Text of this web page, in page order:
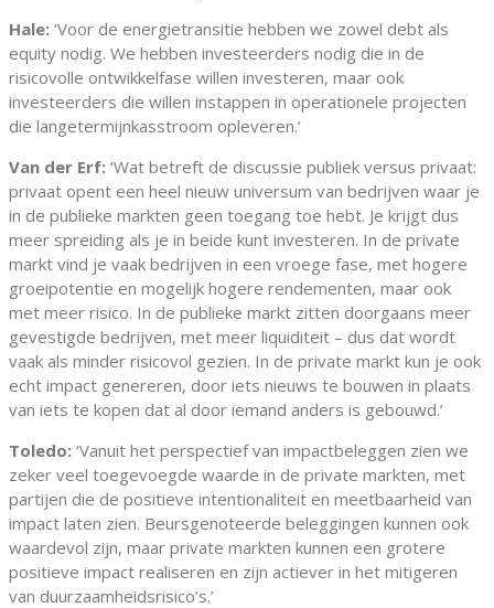
Hale: ‘Voor de energietransitie hebben we zowel debt als
equity nodig. We hebben investeerders nodig die in de
risicovolle ontwikkelfase willen investeren, maar ook
investeerders die willen instappen in operationele projecten
die langetermijnkasstroom opleveren.’
Van der Erf: ‘Wat betreft de discussie publiek versus privaat:
privaat opent een heel nieuw universum van bedrijven waar je
in de publieke markten geen toegang toe hebt. Je krijgt dus
meer spreiding als je in beide kunt investeren. In de private
markt vind je vaak bedrijven in een vroege fase, met hogere
groeipotentie en mogelijk hogere rendementen, maar ook
met meer risico. In de publieke markt zitten doorgaans meer
gevestigde bedrijven, met meer liquiditeit – dus dat wordt
vaak als minder risicovol gezien. In de private markt kun je ook
echt impact genereren, door iets nieuws te bouwen in plaats
van iets te kopen dat al door iemand anders is gebouwd.’
Toledo: ‘Vanuit het perspectief van impactbeleggen zien we
zeker veel toegevoegde waarde in de private markten, met
partijen die de positieve intentionaliteit en meetbaarheid van
impact laten zien. Beursgenoteerde beleggingen kunnen ook
waardevol zijn, maar private markten kunnen een grotere
positieve impact realiseren en zijn actiever in het mitigeren
van duurzaamheidsrisico’s.’